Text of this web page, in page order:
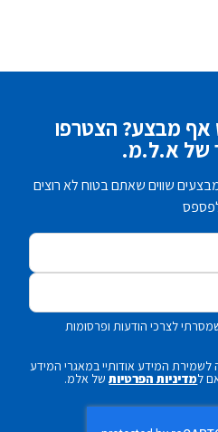
אף מבצע? הצטרפו
של א.ל.מ.
שווים שאתם בטוח לא רוצים
לצרכי הודעות ופרסומות
המידע אודותיי במאגרי המידע
למדיניות הפרטיותשל אלמ.